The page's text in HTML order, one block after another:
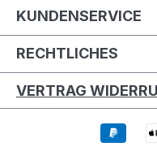
KUNDENSERVICE
RECHTLICHES
VERTRAG